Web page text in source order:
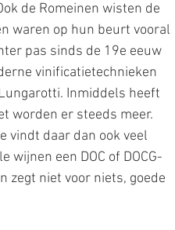
de Romeinen wisten de
waren op hun beurt vooral
pas sinds de 19e eeuw
vinificatietechnieken
Inmiddels heeft
worden er steeds meer.
vindt daar dan ook veel
een DOC of DOCG-
zegt niet voor niets, goede